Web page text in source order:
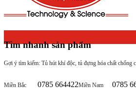
Tìm nhanh sản phẩm
Gợi ý tìm kiếm: Tủ hút khí độc, tủ đựng hóa chất chống
Miền Bắc 0785 664422Miền Nam 0785